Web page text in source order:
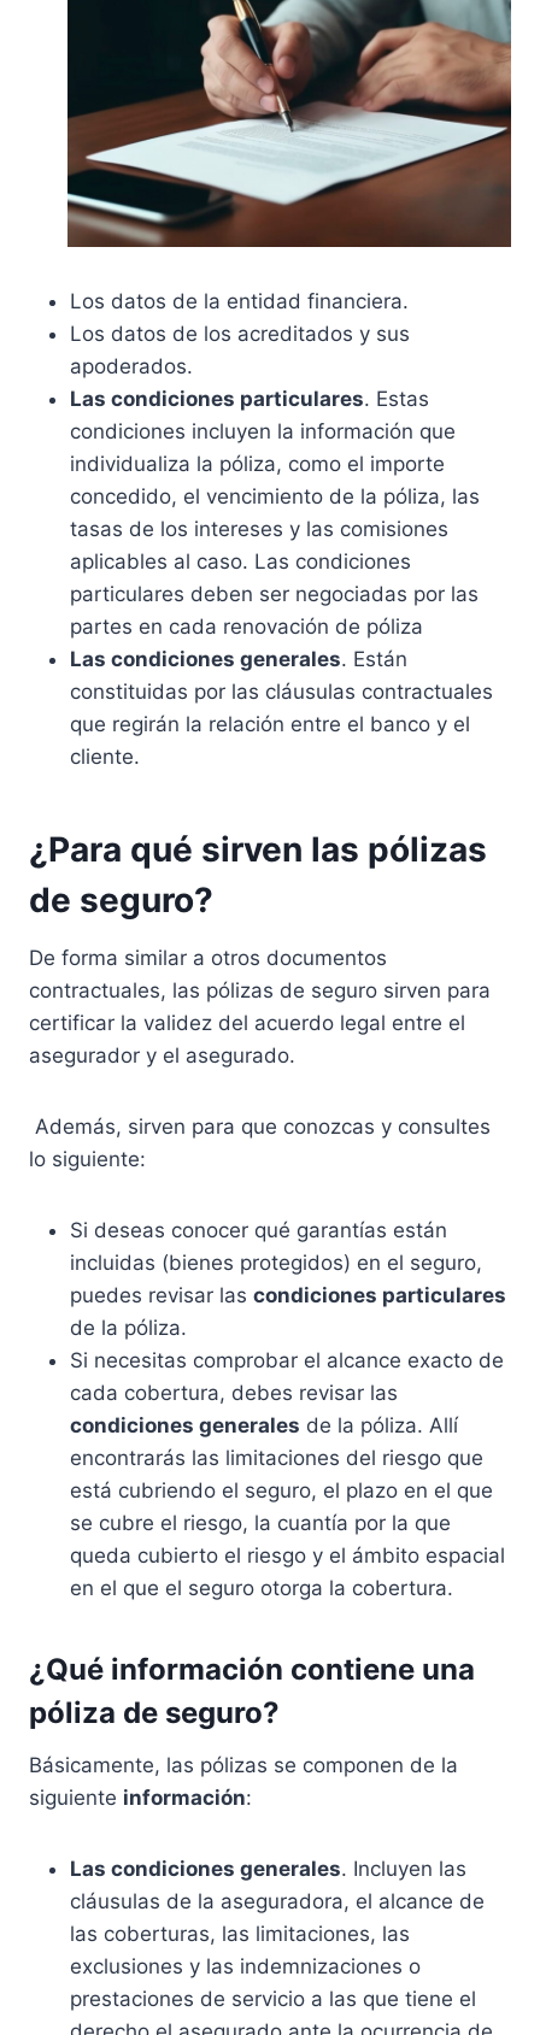
Los datos de la entidad financiera.
Los datos de los acreditados y sus
apoderados.
Las condiciones particulares. Estas
condiciones incluyen la información que
individualiza la póliza, como el importe
concedido, el vencimiento de la póliza, las
tasas de los intereses y las comisiones
aplicables al caso. Las condiciones
particulares deben ser negociadas por las
partes en cada renovación de póliza
Las condiciones generales. Están
constituidas por las cláusulas contractuales
que regirán la relación entre el banco y el
cliente.
¿Para qué sirven las pólizas
de seguro?
De forma similar a otros documentos
contractuales, las pólizas de seguro sirven para
certificar la validez del acuerdo legal entre el
asegurador y el asegurado.
Además, sirven para que conozcas y consultes
lo siguiente:
Si deseas conocer qué garantías están
incluidas (bienes protegidos) en el seguro,
puedes revisar las condiciones particulares
de la póliza.
Si necesitas comprobar el alcance exacto de
cada cobertura, debes revisar las
condiciones generales de la póliza. Allí
encontrarás las limitaciones del riesgo que
está cubriendo el seguro, el plazo en el que
se cubre el riesgo, la cuantía por la que
queda cubierto el riesgo y el ámbito espacial
en el que el seguro otorga la cobertura.
¿Qué información contiene una
póliza de seguro?
Básicamente, las pólizas se componen de la
siguiente información:
Las condiciones generales. Incluyen las
cláusulas de la aseguradora, el alcance de
las coberturas, las limitaciones, las
exclusiones y las indemnizaciones o
prestaciones de servicio a las que tiene el